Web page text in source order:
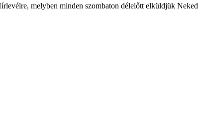
melyben minden szombaton délelőtt elküldjük